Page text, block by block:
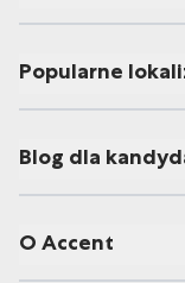
Popularne
Blog dla
O Accent